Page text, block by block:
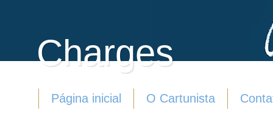
Charges
Página inicial O Cartunista